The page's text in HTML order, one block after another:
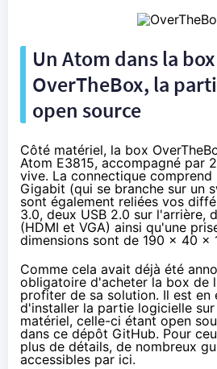
Un Atom dans la box
OverTheBox, la
open source
Côté matériel, la box
Atom E3815, accompagné par
vive. La connectique comprend
Gigabit (qui se branche sur un
sont également reliées vos
3.0, deux USB 2.0 sur l'arrière,
(HDMI et VGA) ainsi qu'une
dimensions sont de 190 x 40 x
Comme cela avait déjà été
obligatoire d'acheter la box de
profiter de sa solution. Il est en
d'installer la partie logicielle
matériel, celle-ci étant open
dans ce dépôt GitHub. Pour
plus de détails, de nombreux
accessibles par ici.